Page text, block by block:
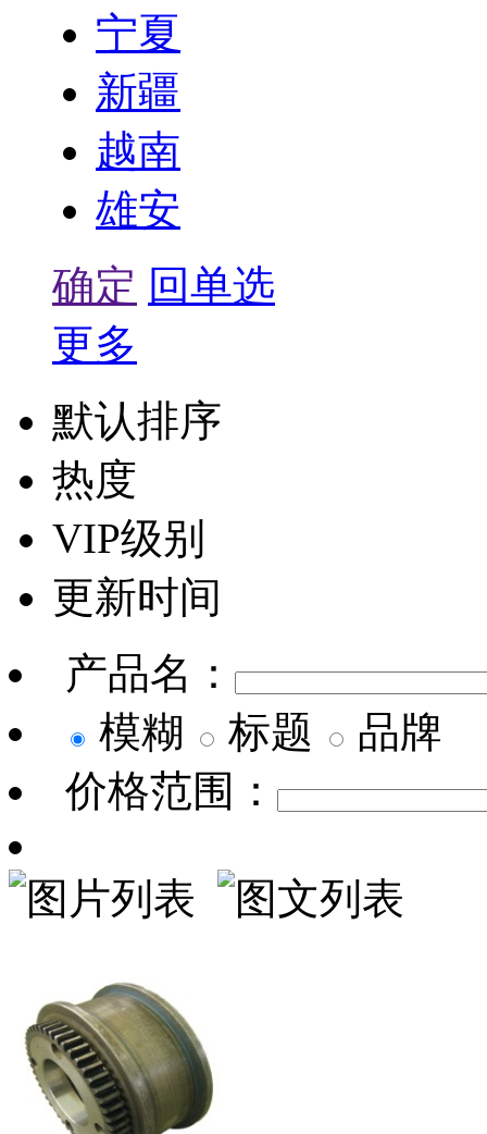
宁夏
新疆
越南
雄安
确定 回单选
更多
默认排序
热度
VIP级别
更新时间
产品名：
模糊
标题
品牌
价格范围：